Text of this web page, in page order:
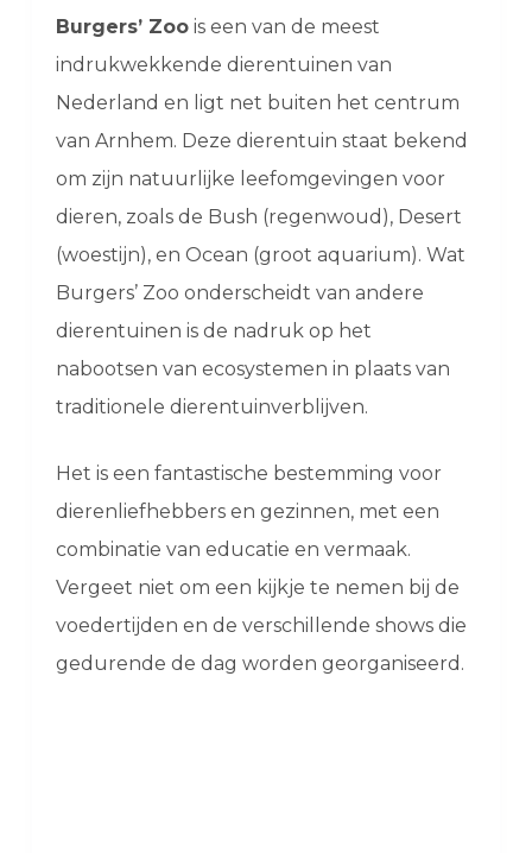
Burgers’ Zoois een van de meest
indrukwekkende dierentuinen van
Nederland en ligt net buiten het centrum
van Arnhem. Deze dierentuin staat bekend
om zijn natuurlijke leefomgevingen voor
dieren, zoals de Bush (regenwoud), Desert
(woestijn), en Ocean (groot aquarium). Wat
Burgers’ Zoo onderscheidt van andere
dierentuinen is de nadruk op het
nabootsen van ecosystemen in plaats van
traditionele dierentuinverblijven.
Het is een fantastische bestemming voor
dierenliefhebbers en gezinnen, met een
combinatie van educatie en vermaak.
Vergeet niet om een kijkje te nemen bij de
voedertijden en de verschillende shows die
gedurende de dag worden georganiseerd.